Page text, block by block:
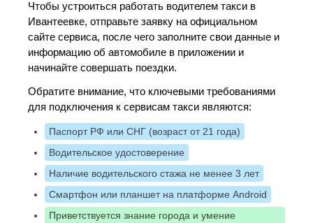
Чтобы устроиться работать водителем такси в
Ивантеевке, отправьте заявку на официальном
сайте сервиса, после чего заполните свои данные и
информацию об автомобиле в приложении и
начинайте совершать поездки.
Обратите внимание, что ключевыми требованиями
для подключения к сервисам такси являются:
Паспорт РФ или СНГ (возраст от 21 года)
Водительское удостоверение
Наличие водительского стажа не менее 3 лет
Смартфон или планшет на платформе Android
Приветствуется знание города и умение